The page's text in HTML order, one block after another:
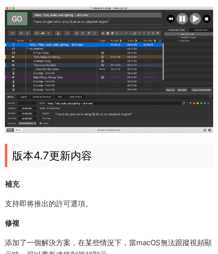
版本4.7更新内容
補充
支持即将推出的許可選項。
修複
添加了一個解決方案，在某些情況下，當macOS無法跟蹤視頻顯